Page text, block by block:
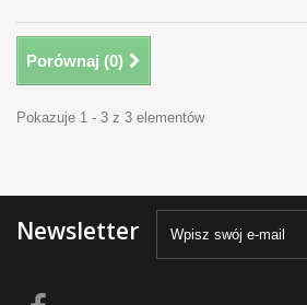
Porównaj (0)
Pokazuje 1 - 3 z 3 elementów
Newsletter